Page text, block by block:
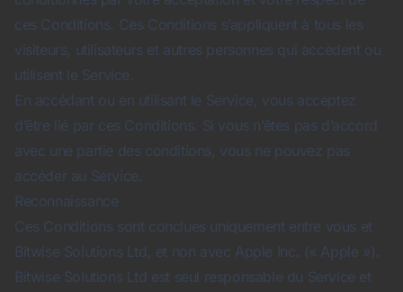
ces Conditions. Ces Conditions s’appliquent à tous les
visiteurs, utilisateurs et autres personnes qui accèdent ou
utilisent le Service.
En accédant ou en utilisant le Service, vous acceptez
d’être lié par ces Conditions. Si vous n’êtes pas d’accord
avec une partie des conditions, vous ne pouvez pas
accéder au Service.
Reconnaissance
Ces Conditions sont conclues uniquement entre vous et
Bitwise Solutions Ltd, et non avec Apple Inc. (« Apple »).
Bitwise Solutions Ltd est seul responsable du Service et